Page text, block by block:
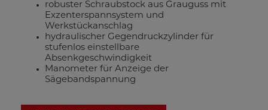
robuster Schraubstock aus Grauguss mit
Exzenterspannsystem und
Werkstückanschlag
hydraulischer Gegendruckzylinder für
stufenlos einstellbare
Absenkgeschwindigkeit
Manometer für Anzeige der
Sägebandspannung